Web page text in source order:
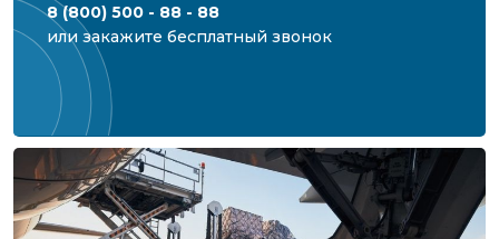
8 (800) 500 - 88 - 88
или закажите бесплатный звонок